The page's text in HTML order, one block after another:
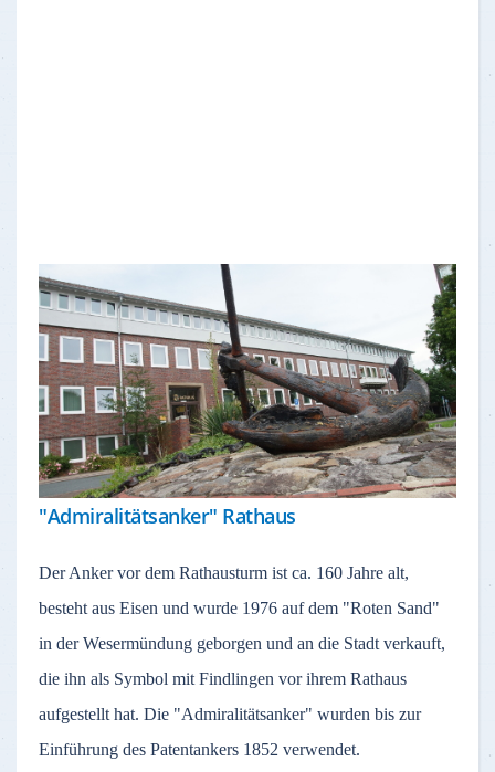
"Admiralitätsanker" Rathaus
Der Anker vor dem Rathausturm ist ca. 160 Jahre alt,
besteht aus Eisen und wurde 1976 auf dem "Roten Sand"
in der Wesermündung geborgen und an die Stadt verkauft,
die ihn als Symbol mit Findlingen vor ihrem Rathaus
aufgestellt hat. Die "Admiralitätsanker" wurden bis zur
Einführung des Patentankers 1852 verwendet.